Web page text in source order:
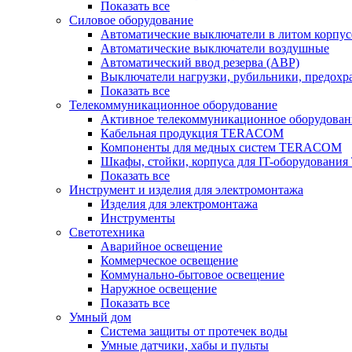
Показать все
Силовое оборудование
Автоматические выключатели в литом
Автоматические выключатели воздушные
Автоматический ввод резерва (АВР)
Выключатели нагрузки, рубильники,
Показать все
Телекоммуникационное оборудование
Активное телекоммуникационное
Кабельная продукция TERACOM
Компоненты для медных систем TERACOM
Шкафы, стойки, корпуса для IT-
Показать все
Инструмент и изделия для электромонтажа
Изделия для электромонтажа
Инструменты
Светотехника
Аварийное освещение
Коммерческое освещение
Коммунально-бытовое освещение
Наружное освещение
Показать все
Умный дом
Система защиты от протечек воды
Умные датчики, хабы и пульты